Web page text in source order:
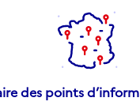
des points